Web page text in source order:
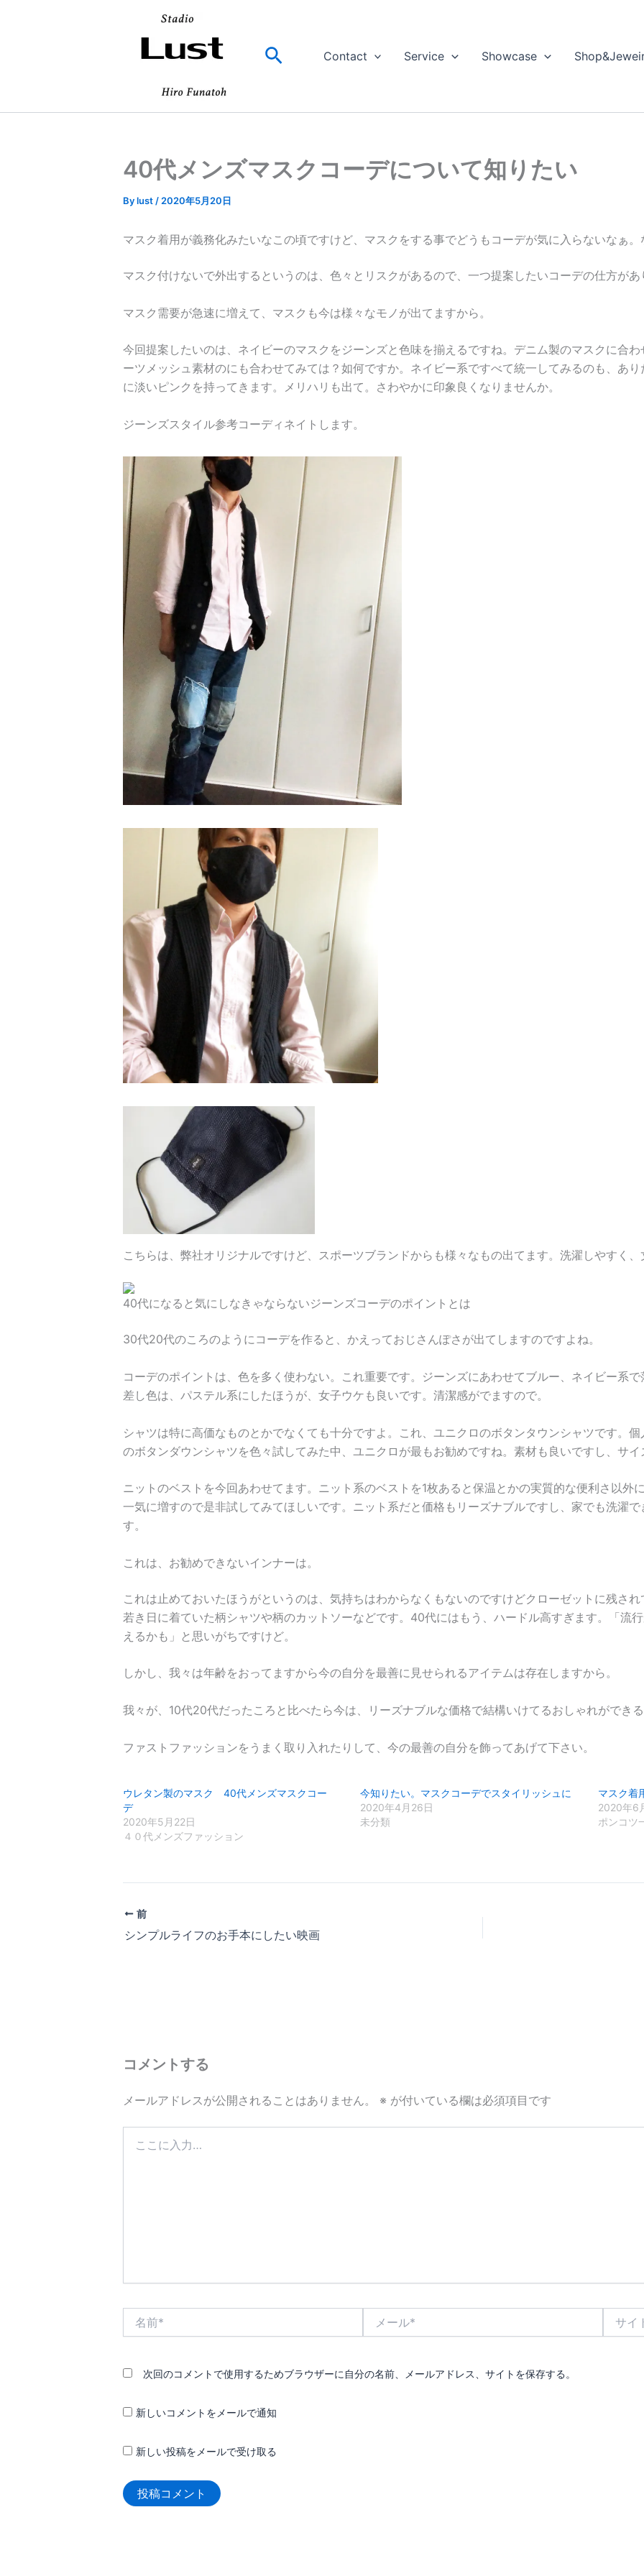
検
Contact Service Showcase
40代メンズマスクコーデについて知りたい
Bylust / 2020年5月20日
マスク着用が義務化みたいなこの頃ですけど、マスクをする事でどうもコーデが気に入らないなぁ。
マスク付けないで外出するというのは、色々とリスクがあるので、一つ提案したいコーデの仕方があ
マスク需要が急速に増えて、マスクも今は様々なモノが出てますから。
今回提案したいのは、ネイビーのマスクをジーンズと色味を揃えるですね。デニム製のマスクに合
ーツメッシュ素材のにも合わせてみては？如何ですか。ネイビー系ですべて統一してみるのも、あ
に淡いピンクを持ってきます。メリハリも出て。さわやかに印象良くなりませんか。
ジーンズスタイル参考コーディネイトします。
こちらは、弊社オリジナルですけど、スポーツブランドからも様々なもの出てます。洗濯しやすく、
40代になると気にしなきゃならないジーンズコーデのポイントとは
30代20代のころのようにコーデを作ると、かえっておじさんぽさが出てしますのですよね。
コーデのポイントは、色を多く使わない。これ重要です。ジーンズにあわせてブルー、ネイビー系で
差し色は、パステル系にしたほうが、女子ウケも良いです。清潔感がでますので。
シャツは特に高価なものとかでなくても十分ですよ。これ、ユニクロのボタンタウンシャツです。
のボタンダウンシャツを色々試してみた中、ユニクロが最もお勧めですね。素材も良いですし、サイ
ニットのベストを今回あわせてます。ニット系のベストを1枚あると保温とかの実質的な便利さ以外
一気に増すので是非試してみてほしいです。ニット系だと価格もリーズナブルですし、家でも洗濯
す。
これは、お勧めできないインナーは。
これは止めておいたほうがというのは、気持ちはわからなくもないのですけどクローゼットに残さ
若き日に着ていた柄シャツや柄のカットソーなどです。40代にはもう、ハードル高すぎます。「流
えるかも」と思いがちですけど。
しかし、我々は年齢をおってますから今の自分を最善に見せられるアイテムは存在しますから。
我々が、10代20代だったころと比べたら今は、リーズナブルな価格で結構いけてるおしゃれができる
ファストファッションをうまく取り入れたりして、今の最善の自分を飾ってあげて下さい。
ウレタン製のマスク 40代メンズマスクコー
デ
2020年5月22日
４０代メンズファッション
今知りたい。マスクコーデでスタイリッシュに
2020年4月26日
未分類
マスク着
2020年6
ポンコツ
前
シンプルライフのお手本にしたい映画
コメントする
メールアドレスが公開されることはありません。 ※ が付いている欄は必須項目です
次回のコメントで使用するためブラウザーに自分の名前、メールアドレス、サイトを保存する。
新しいコメントをメールで通知
新しい投稿をメールで受け取る